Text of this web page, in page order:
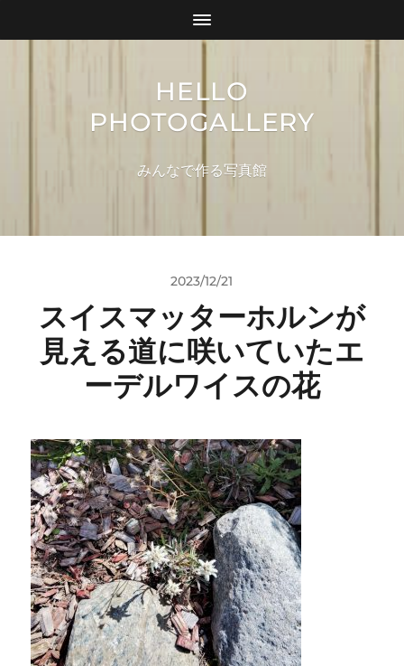
HELLO
PHOTOGALLERY
みんなで作る写真館
2023/12/21
スイスマッターホルンが
見える道に咲いていたエ
ーデルワイスの花